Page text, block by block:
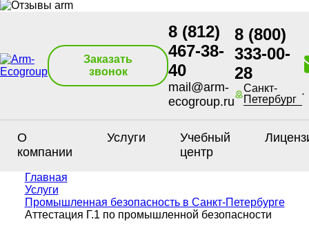
Заказать
звонок
8 (812)
467-38-
40
mail@arm-
ecogroup.ru
8 (800)
333-00-
28
Санкт-
Петербург
О
компании
Услуги
Учебный
центр
Главная
Услуги
Промышленная безопасность в Санкт-Петербурге
Аттестация Г.1 по промышленной безопасности